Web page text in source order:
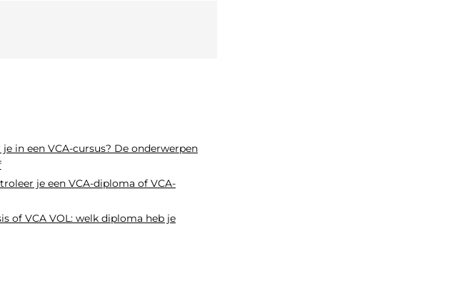
in een VCA-cursus? De onderwerpen
je een VCA-diploma of VCA-
of VCA VOL: welk diploma heb je